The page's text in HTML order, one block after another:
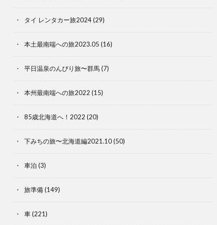
タイ レンタカー旅2024(29)
本土最南端への旅2023.05 (16)
平日温泉のんびり旅〜群馬(7)
本州最南端への旅2022 (15)
85歳北海道へ！2022 (20)
下みちの旅〜北海道編2021.10(50)
車泊 (3)
旅準備(149)
車(221)